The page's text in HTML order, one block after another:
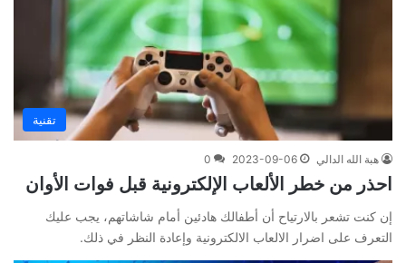
تقنية
هبة الله الدالي 2023-09-06
0
احذر من خطر الألعاب الإلكترونية قبل فوات الأوان
إن كنت تشعر بالارتياح أن أطفالك هادئين أمام شاشاتهم، يجب عليك
التعرف على اضرار الالعاب الالكترونية وإعادة النظر في ذلك.